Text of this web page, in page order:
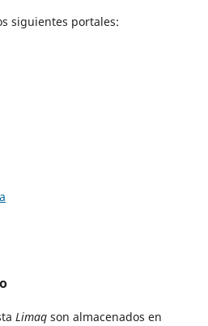
siguientes portales:
Limaqson almacenados en